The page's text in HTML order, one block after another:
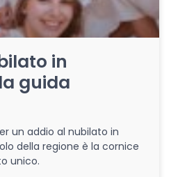
in
guida
un addio al nubilato in
della regione è la cornice
unico.